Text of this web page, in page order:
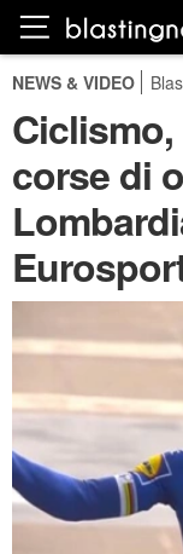
NEWS & VIDEO
corse di